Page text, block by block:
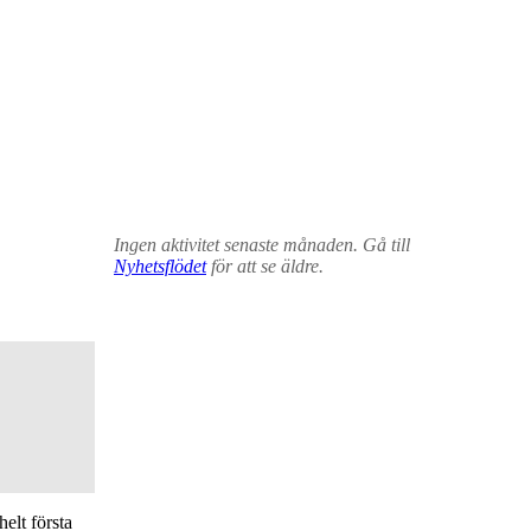
första
Ingen aktivitet senaste månaden. Gå till
Nyhetsflödetför att se äldre.